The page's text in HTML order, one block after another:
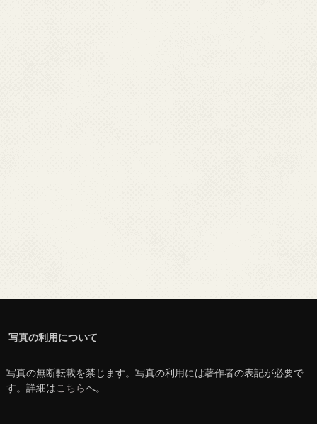
写真の利用について
写真の無断転載を禁じます。写真の利用には著作者の表記が必要で
す。詳細はこちらへ。